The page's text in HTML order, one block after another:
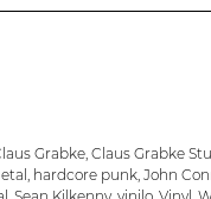
Grabke, Claus Grabke
, hardcore punk, John